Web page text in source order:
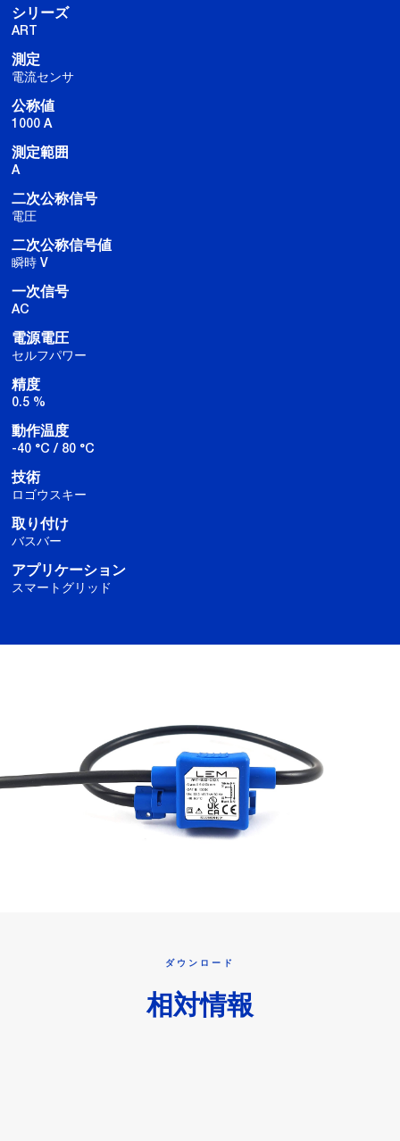
シリーズ
ART
測定
電流センサ
公称値
1000 A
測定範囲
A
二次公称信号
電圧
二次公称信号値
瞬時 V
一次信号
AC
電源電圧
セルフパワー
精度
0.5 %
動作温度
-40 °C / 80 °C
技術
ロゴウスキー
取り付け
バスバー
アプリケーション
スマートグリッド
ダウンロード
相対情報